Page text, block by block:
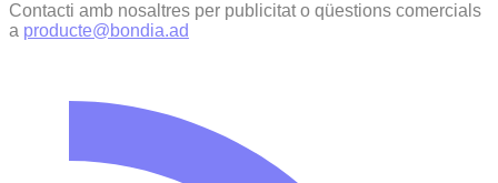
Contacti amb nosaltres per publicitat o qüestions comercials
a producte@bondia.ad